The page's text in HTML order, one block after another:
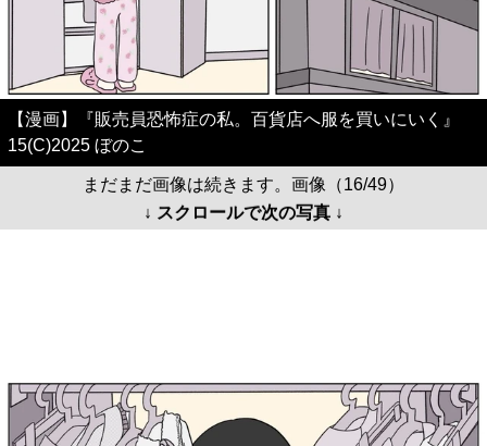
【漫画】『販売員恐怖症の私。百貨店へ服を買いにいく』
15(C)2025 ぼのこ
まだまだ画像は続きます。画像（16/49）
↓ スクロールで次の写真 ↓